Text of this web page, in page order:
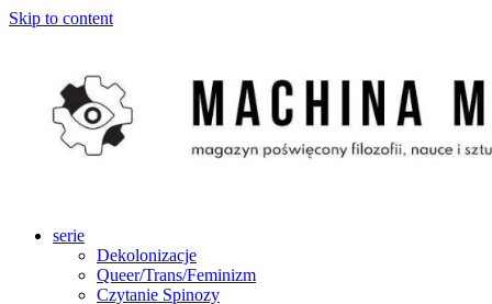
Skip to content
serie
Dekolonizacje
Queer/Trans/Feminizm
Czytanie Spinozy